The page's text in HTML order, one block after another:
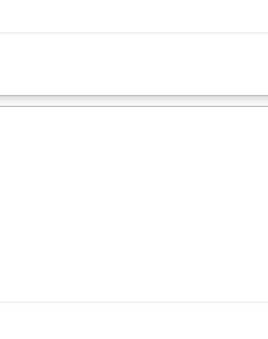
odpowiednich rozwiązań finansowych.